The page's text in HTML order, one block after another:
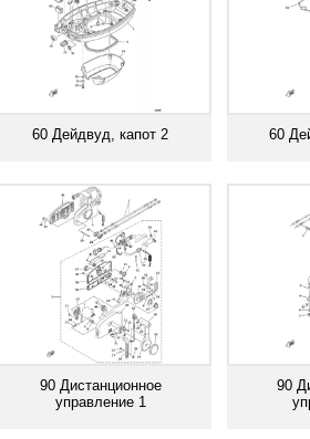
60 Дейдвуд, капот 2 60
90 Дистанционное
управление 1
90